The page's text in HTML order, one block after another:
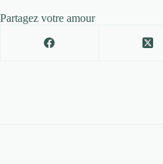
Partagez votre amour